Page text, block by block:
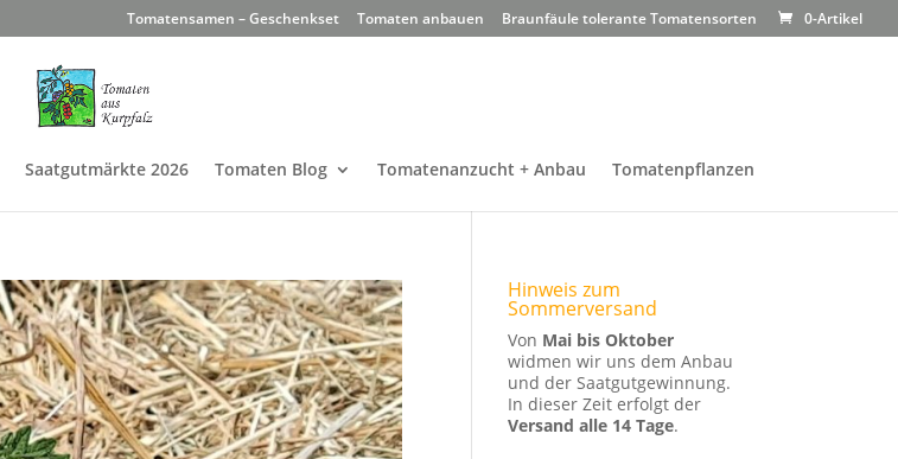
Tomatensamen – Geschenkset Tomaten anbauen Braunfäule tolerante Tomatensorten 0-Artikel
Saatgutmärkte 2026 Tomaten Blog Tomatenanzucht + Anbau Tomatenpflanzen
Hinweis zum
Sommerversand
Von Mai bis Oktober
widmen wir uns dem Anbau
und der Saatgutgewinnung.
In dieser Zeit erfolgt der
Versand alle 14 Tage.